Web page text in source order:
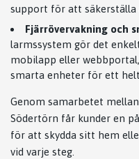
support för att
Fjärrövervakning och
larmssystem gör det
mobilapp eller
smarta enheter för ett
Genom samarbetet
Södertörn får kunder en
för att skydda sitt hem
vid varje steg.